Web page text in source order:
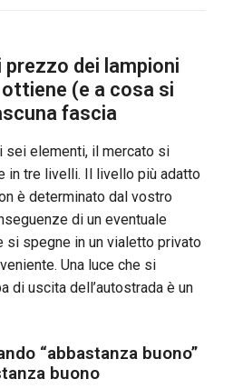
dei lampioni
(e a cosa si
fascia
sei elementi, il mercato si
in tre livelli. Il livello più adatto
è determinato dal vostro
di un eventuale
si spegne in un vialetto privato
Una luce che si
di uscita dell’autostrada è un
“abbastanza buono”
buono